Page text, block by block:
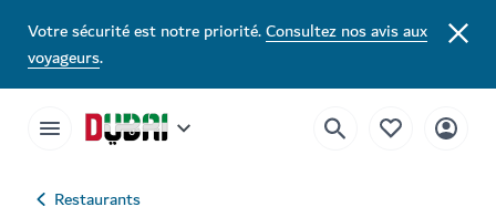
Votre sécurité est notre priorité.Consultez nos avis aux
voyageurs.
Restaurants